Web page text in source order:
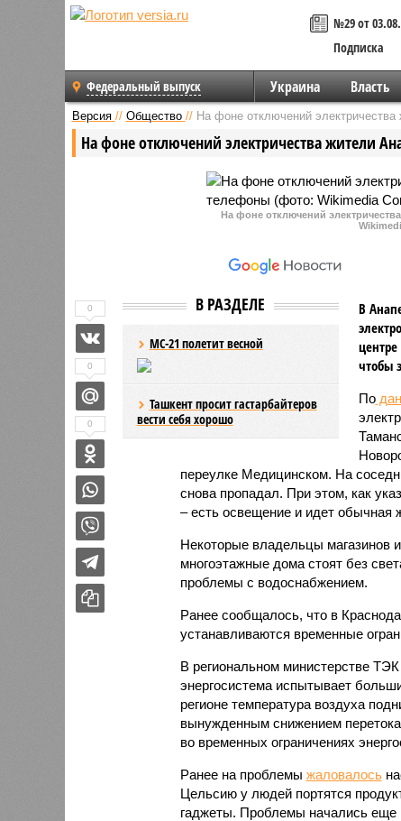
№29 от
Подписка
Федеральный выпуск Украина Власть
Версия // Общество // На фоне отключений
На фоне отключений электричества жители
На фоне отключений
В РАЗДЕЛЕ
МС-21 полетит весной
Ташкент просит гастарбайтеров
вести себя хорошо
В
чтобы
По
переулке Медицинском. На
снова пропадал. При этом, как
– есть освещение и идет обычная
Некоторые владельцы магазинов
многоэтажные дома стоят без
проблемы с водоснабжением.
Ранее сообщалось, что в
устанавливаются временные
В региональном министерстве
энергосистема испытывает
регионе температура воздуха
вынужденным снижением
во временных ограничениях
Ранее на проблемы жаловалось
Цельсию у людей портятся
гаджеты. Проблемы начались
0
0
0